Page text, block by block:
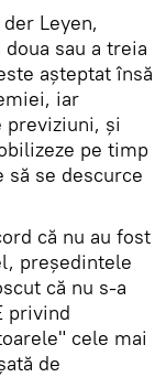
Leyen,
sau a treia
așteptat însă
iar
previziuni, și
pe timp
să se descurce
că nu au fost
preşedintele
că nu s-a
privind
cele mai
de